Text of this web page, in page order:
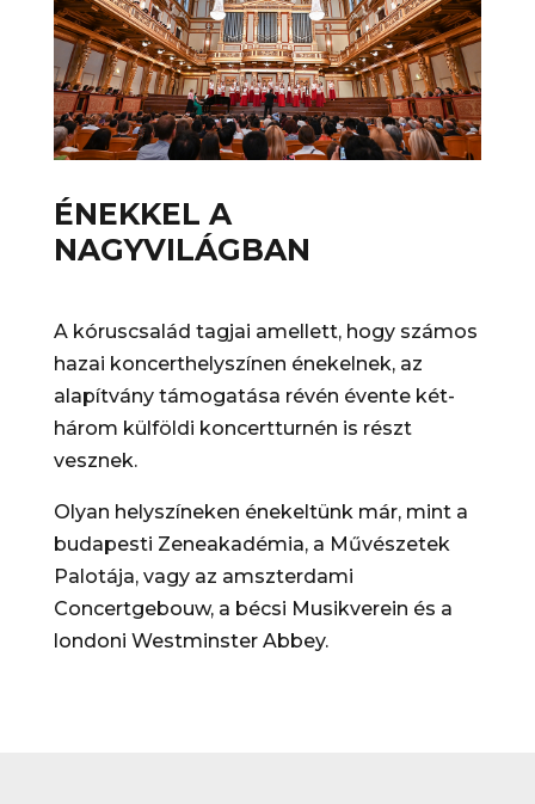
ÉNEKKEL A
NAGYVILÁGBAN
A kóruscsalád tagjai amellett, hogy számos
hazai koncerthelyszínen énekelnek, az
alapítvány támogatása révén évente két-
három külföldi koncertturnén is részt
vesznek.
Olyan helyszíneken énekeltünk már, mint a
budapesti Zeneakadémia, a Művészetek
Palotája, vagy az amszterdami
Concertgebouw, a bécsi Musikverein és a
londoni Westminster Abbey.